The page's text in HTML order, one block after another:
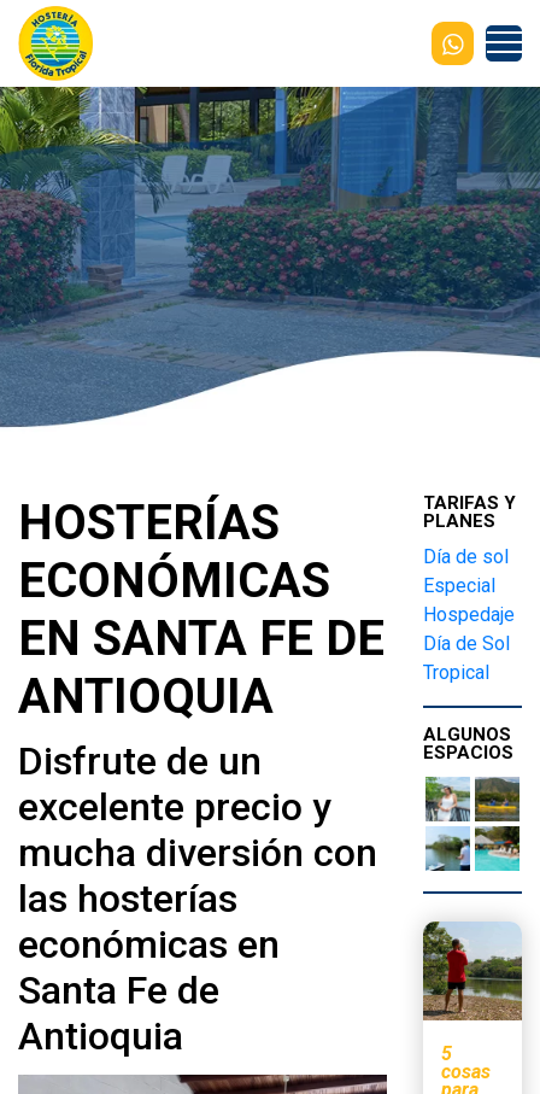
HOSTERÍAS
ECONÓMICAS
EN SANTA FE DE
ANTIOQUIA
Disfrute de un
excelente precio y
mucha diversión con
las hosterías
económicas en
Santa Fe de
Antioquia
TARIFAS Y
PLANES
Día de sol
Especial
Hospedaje
Día de Sol
Tropical
ALGUNOS
ESPACIOS
5
cosas